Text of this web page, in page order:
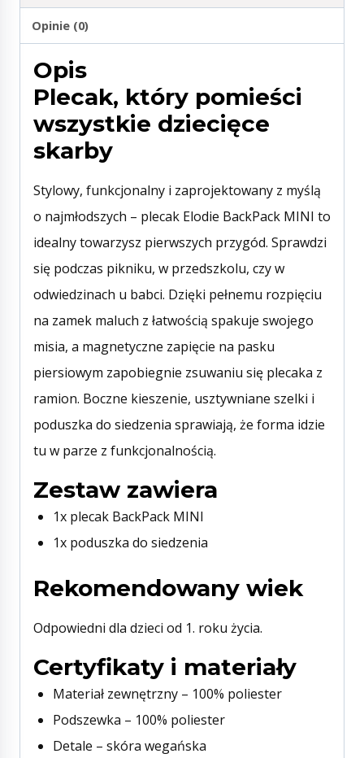
Opinie (0)
Opis
Plecak, który pomieści
wszystkie dziecięce
skarby
Stylowy, funkcjonalny i zaprojektowany z myślą
o najmłodszych – plecak Elodie BackPack MINI to
idealny towarzysz pierwszych przygód. Sprawdzi
się podczas pikniku, w przedszkolu, czy w
odwiedzinach u babci. Dzięki pełnemu rozpięciu
na zamek maluch z łatwością spakuje swojego
misia, a magnetyczne zapięcie na pasku
piersiowym zapobiegnie zsuwaniu się plecaka z
ramion. Boczne kieszenie, usztywniane szelki i
poduszka do siedzenia sprawiają, że forma idzie
tu w parze z funkcjonalnością.
Zestaw zawiera
1x plecak BackPack MINI
1x poduszka do siedzenia
Rekomendowany wiek
Odpowiedni dla dzieci od 1. roku życia.
Certyfikaty i materiały
Materiał zewnętrzny – 100% poliester
Podszewka – 100% poliester
Detale – skóra wegańska